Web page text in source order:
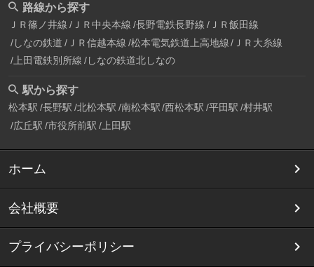
路線から探す
ＪＲ篠ノ井線 ＪＲ中央本線 長野電鉄長野線 ＪＲ飯田線
しなの鉄道 ＪＲ信越本線 松本電気鉄道上高地線
ＪＲ大糸線
上田電鉄別所線 しなの鉄道北しなの
駅から探す
松本駅 長野駅 北松本駅 南松本駅 西松本駅 平田駅 村井駅
広丘駅 市役所前駅 上田駅
ホーム
会社概要
プライバシーポリシー